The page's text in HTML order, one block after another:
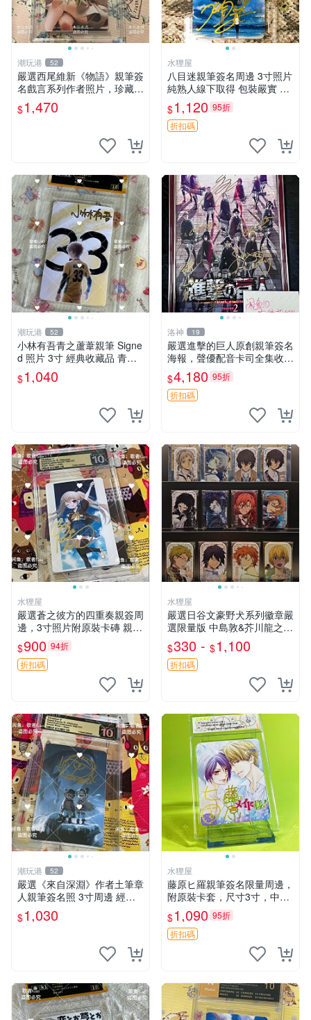
潮玩港 52
嚴選西尾維新《物語》親筆簽
名戲言系列作者照片，珍藏尺
寸3英寸 物語 戲言 親筆簽
$1,470
水狸屋
八目迷親筆簽名周邊 3寸照片
純熟人線下取得 包裝嚴實 原
裝卡磚附贈 夏へのトンネル
さよならの口 收藏版
$1,120 95折
折扣碼
潮玩港 52
小林有吾青之蘆葦親筆 Signe
d 照片 3寸 經典收藏品 青之
蘆葦限量版 周邊 相框裝裱 青
之蘆葦 簽名照 小林有吾
$1,040
洛神 19
嚴選進擊的巨人原創親筆簽名
海報，聲優配音卡司全集收藏
推薦 艾倫、三笠、阿明、埃
爾文巨細靡遺肖像照
$4,180 95折
折扣碼
水狸屋
嚴選蒼之彼方的四重奏親簽周
邊，3寸照片附原裝卡磚 親簽
照 收藏級 影印品 杜蕾斯相紙
質地 限量版 Aokana Four Rh
ythm 藍光紀念照 簽名
$900 94折
折扣碼
水狸屋
嚴選日谷文豪野犬系列徽章嚴
選限量版 中島敦&芥川龍之介
&太宰治&中原中也&國木田獨
步&江戶川亂步&谷崎潤一郎&
宮澤賢治官方正品 標芥川中
$330 - $1,100
折扣碼
潮玩港 52
嚴選《來自深淵》作者土筆章
人親筆簽名照 3寸周邊 經典
卡磚 相片拍賣 深淵 Made in
Abyss 土筆章人 照片
$1,030
水狸屋
藤原ヒ羅親筆簽名限量周邊，
附原裝卡套，尺寸3寸，中古
輕瑕 會長大人 親筆 簽名 周
邊 卡套 3寸 中古初瑕
$1,090 95折
折扣碼